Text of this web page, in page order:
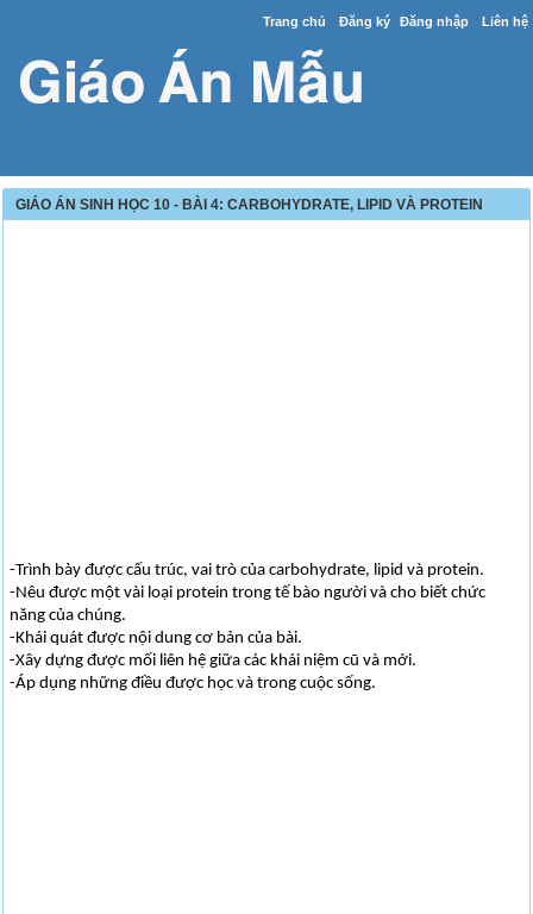
Trang chủ Đăng ký Đăng nhập Liên hệ
GIÁO ÁN SINH HỌC 10 - BÀI 4: CARBOHYDRATE, LIPID VÀ PROTEIN
-Trình bày được cấu trúc, vai trò của carbohydrate, lipid và protein.
-Nêu được một vài loại protein trong tế bào người và cho biết chức
năng của chúng.
-Khái quát được nội dung cơ bản của bài.
-Xây dựng được mối liên hệ giữa các khái niệm cũ và mới.
-Áp dụng những điều được học và trong cuộc sống.